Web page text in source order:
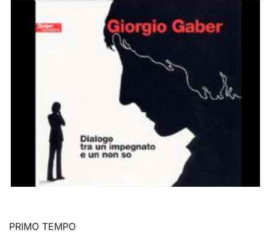
PRIMO TEMPO